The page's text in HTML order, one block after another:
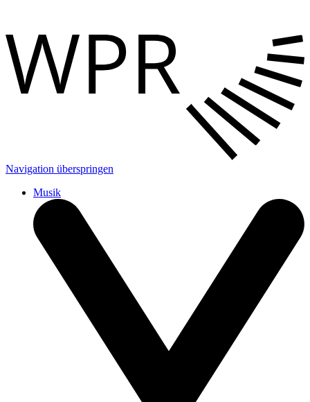
Navigation überspringen
Musik